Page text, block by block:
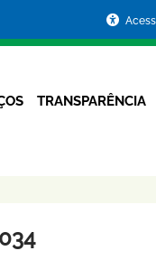
TRANSPARÊNCIA